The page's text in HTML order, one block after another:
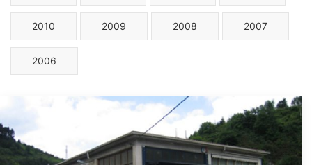
2010 2009 2008 2007
2006